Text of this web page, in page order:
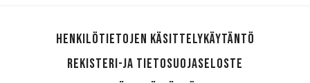
HENKILÖTIETOJEN KÄSITTELYKÄYTÄNTÖ
REKISTERI-JA TIETOSUOJASELOSTE